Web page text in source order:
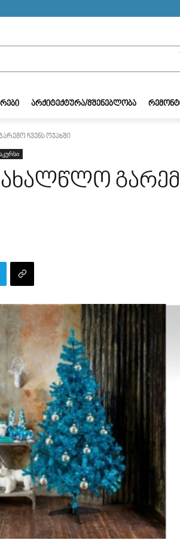
ᲐᲠᲥᲘᲢᲔᲥᲢᲣᲠᲐ/ᲛᲨᲔᲜᲔᲑᲚᲝᲑᲐ
ჩვენს ოჯახში